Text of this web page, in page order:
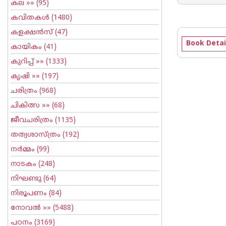
കല »» (95)
കവിതകള്‍ (1480)
കളക്ഷന്‍സ്(47)
കായികം (41)
കുറിപ്പ്‌ »» (1333)
കൃഷി »» (197)
ചരിത്രം (968)
ചികിത്സ »» (68)
ജീവചരിത്രം (1135)
തത്വശാസ്ത്രം (192)
നര്‍മ്മം (99)
നാടകം (248)
നിഘണ്ടു (64)
നിരൂപണം (84)
നോവല്‍ »» (5488)
പഠനം (3169)
Book